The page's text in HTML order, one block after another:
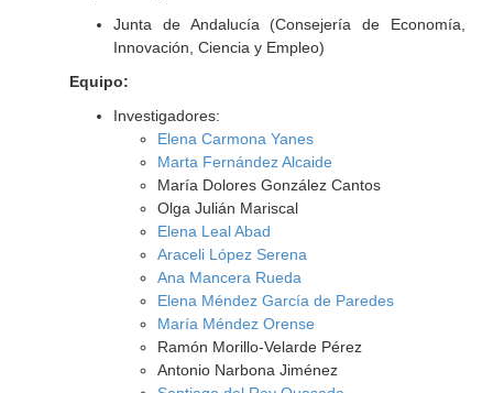
Junta de Andalucía (Consejería de Economía,
Innovación, Ciencia y Empleo)
Equipo:
Investigadores:
Elena Carmona Yanes
Marta Fernández Alcaide
María Dolores González Cantos
Olga Julián Mariscal
Elena Leal Abad
Araceli López Serena
Ana Mancera Rueda
Elena Méndez García de Paredes
María Méndez Orense
Ramón Morillo-Velarde Pérez
Antonio Narbona Jiménez